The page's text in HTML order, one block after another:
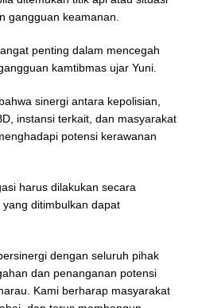
gangguan keamanan.
penting dalam mencegah
kamtibmas ujar Yuni.
sinergi antara kepolisian,
instansi terkait, dan masyarakat
potensi kerawanan
harus dilakukan secara
ditimbulkan dapat
dengan seluruh pihak
dan penanganan potensi
Kami berharap masyarakat